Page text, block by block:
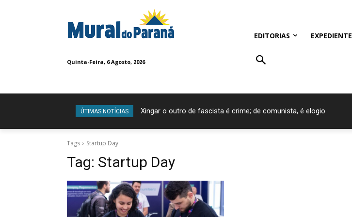
Quinta-Feira, 6 Agosto, 2026
EDITORIAS EXPEDIENTE
ÚTIMAS NOTÍCIAS Xingar o outro de fascista é crime; de comunista, é elogio
Tags Startup Day
Tag: Startup Day